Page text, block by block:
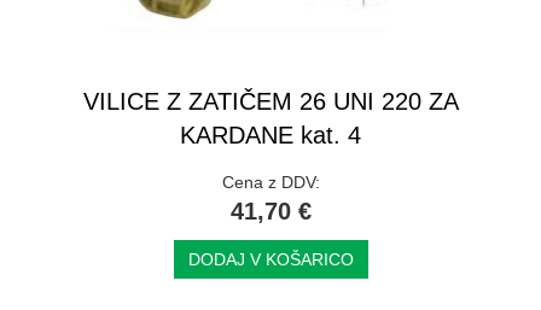
VILICE Z ZATIČEM 26 UNI 220 ZA
KARDANE kat. 4
Cena z DDV:
41,70 €
DODAJ V KOŠARICO